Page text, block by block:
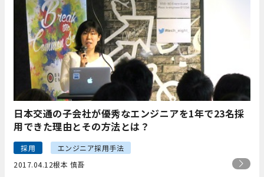
日本交通の子会社が優秀なエンジニアを1年で23名採
用できた理由とその方法とは？
採用
エンジニア採用手法
2017.04.12根本 慎吾